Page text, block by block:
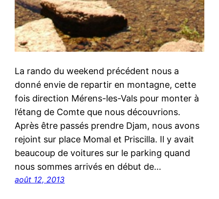
La rando du weekend précédent nous a
donné envie de repartir en montagne, cette
fois direction Mérens-les-Vals pour monter à
l’étang de Comte que nous découvrions.
Après être passés prendre Djam, nous avons
rejoint sur place Momal et Priscilla. Il y avait
beaucoup de voitures sur le parking quand
nous sommes arrivés en début de…
août 12, 2013